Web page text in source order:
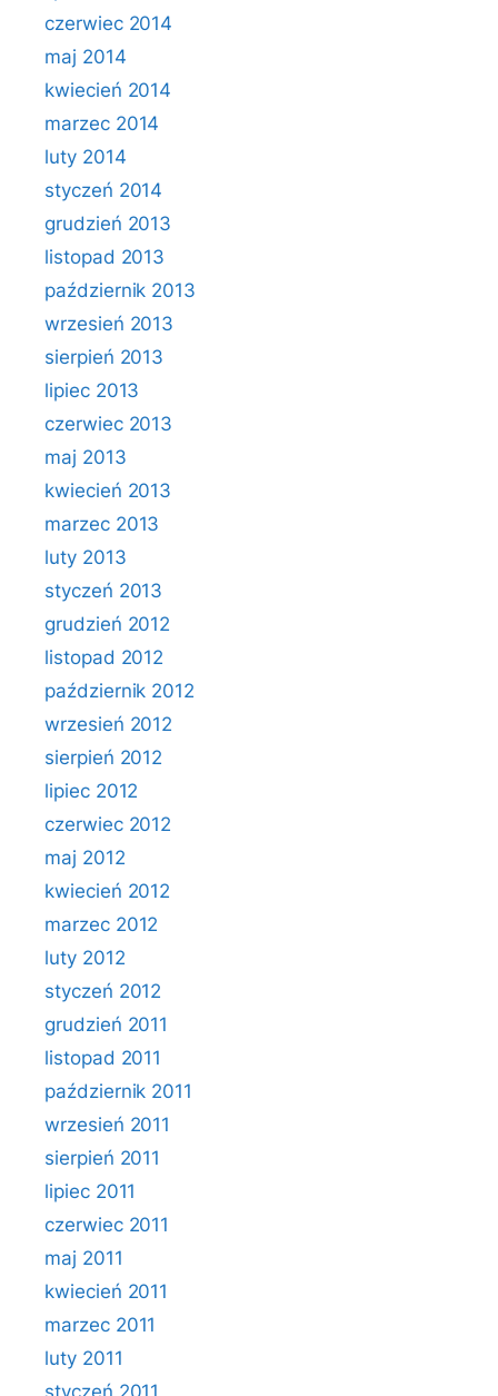
czerwiec 2014
maj 2014
kwiecień 2014
marzec 2014
luty 2014
styczeń 2014
grudzień 2013
listopad 2013
październik 2013
wrzesień 2013
sierpień 2013
lipiec 2013
czerwiec 2013
maj 2013
kwiecień 2013
marzec 2013
luty 2013
styczeń 2013
grudzień 2012
listopad 2012
październik 2012
wrzesień 2012
sierpień 2012
lipiec 2012
czerwiec 2012
maj 2012
kwiecień 2012
marzec 2012
luty 2012
styczeń 2012
grudzień 2011
listopad 2011
październik 2011
wrzesień 2011
sierpień 2011
lipiec 2011
czerwiec 2011
maj 2011
kwiecień 2011
marzec 2011
luty 2011
styczeń 2011